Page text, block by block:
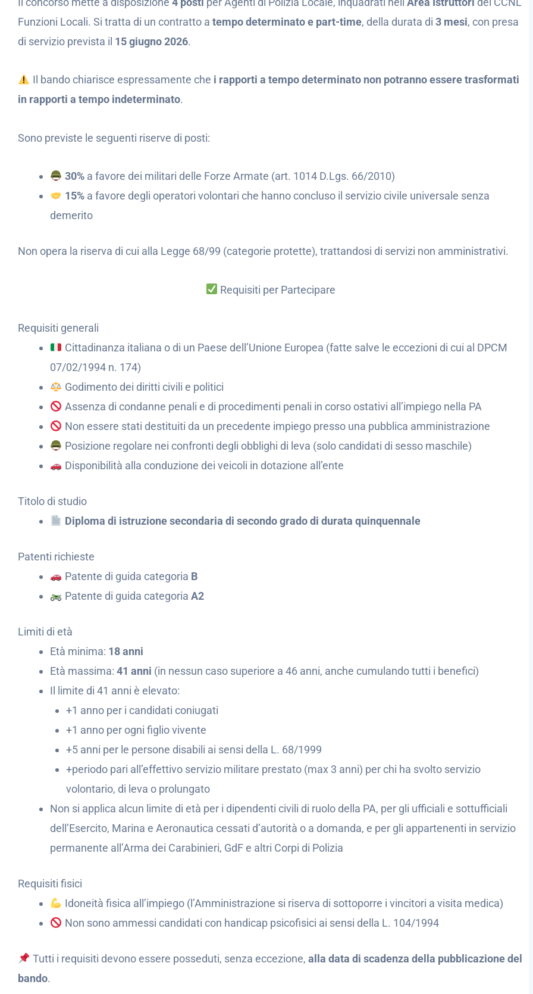
Funzioni Locali. Si tratta di un contratto a tempo determinato e part-time, della durata di 3 mesi, con presa
di servizio prevista il 15 giugno 2026.
Il bando chiarisce espressamente che i rapporti a tempo determinato non potranno essere trasformati
in rapporti a tempo indeterminato.
Sono previste le seguenti riserve di posti:
30%a favore dei militari delle Forze Armate (art. 1014 D.Lgs. 66/2010)
15%a favore degli operatori volontari che hanno concluso il servizio civile universale senza
demerito
Non opera la riserva di cui alla Legge 68/99 (categorie protette), trattandosi di servizi non amministrativi.
Requisiti per Partecipare
Requisiti generali
Cittadinanza italiana o di un Paese dell’Unione Europea (fatte salve le eccezioni di cui al DPCM
07/02/1994 n. 174)
Godimento dei diritti civili e politici
Assenza di condanne penali e di procedimenti penali in corso ostativi all’impiego nella PA
Non essere stati destituiti da un precedente impiego presso una pubblica amministrazione
Posizione regolare nei confronti degli obblighi di leva (solo candidati di sesso maschile)
Disponibilità alla conduzione dei veicoli in dotazione all’ente
Titolo di studio
Diploma di istruzione secondaria di secondo grado di durata quinquennale
Patenti richieste
Patente di guida categoria B
Patente di guida categoria A2
Limiti di età
Età minima: 18 anni
Età massima: 41 anni (in nessun caso superiore a 46 anni, anche cumulando tutti i benefici)
Il limite di 41 anni è elevato:
+1 anno per i candidati coniugati
+1 anno per ogni figlio vivente
+5 anni per le persone disabili ai sensi della L. 68/1999
+periodo pari all’effettivo servizio militare prestato (max 3 anni) per chi ha svolto servizio
volontario, di leva o prolungato
Non si applica alcun limite di età per i dipendenti civili di ruolo della PA, per gli ufficiali e sottufficiali
dell’Esercito, Marina e Aeronautica cessati d’autorità o a domanda, e per gli appartenenti in servizio
permanente all’Arma dei Carabinieri, GdF e altri Corpi di Polizia
Requisiti fisici
Idoneità fisica all’impiego (l’Amministrazione si riserva di sottoporre i vincitori a visita medica)
Non sono ammessi candidati con handicap psicofisici ai sensi della L. 104/1994
Tutti i requisiti devono essere posseduti, senza eccezione, alla data di scadenza della pubblicazione del
bando.